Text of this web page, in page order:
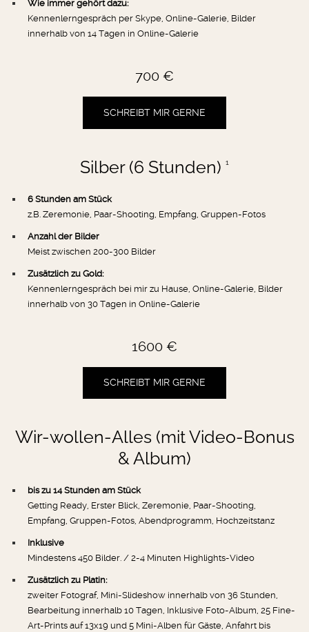
Wie immer gehört dazu:
Kennenlerngespräch per Skype, Online-Galerie, Bilder
innerhalb von 14 Tagen in Online-Galerie
700 €
SCHREIBT MIR GERNE
Silber (6 Stunden) 1
6 Stunden am Stück
z.B. Zeremonie, Paar-Shooting, Empfang, Gruppen-Fotos
Anzahl der Bilder
Meist zwischen 200-300 Bilder
Zusätzlich zu Gold:
Kennenlerngespräch bei mir zu Hause, Online-Galerie, Bilder
innerhalb von 30 Tagen in Online-Galerie
1600 €
SCHREIBT MIR GERNE
Wir-wollen-Alles (mit Video-Bonus
& Album)
bis zu 14 Stunden am Stück
Getting Ready, Erster Blick, Zeremonie, Paar-Shooting,
Empfang, Gruppen-Fotos, Abendprogramm, Hochzeitstanz
Inklusive
Mindestens 450 Bilder. / 2-4 Minuten Highlights-Video
Zusätzlich zu Platin:
zweiter Fotograf, Mini-Slideshow innerhalb von 36 Stunden,
Bearbeitung innerhalb 10 Tagen, Inklusive Foto-Album, 25 Fine-
Art-Prints auf 13x19 und 5 Mini-Alben für Gäste, Anfahrt bis